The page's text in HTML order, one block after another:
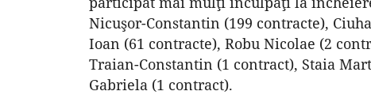
Nicuşor-Constantin (199 contracte),
Ioan (61 contracte), Robu Nicolae (2
Traian-Constantin (1 contract), Staia
Gabriela (1 contract).